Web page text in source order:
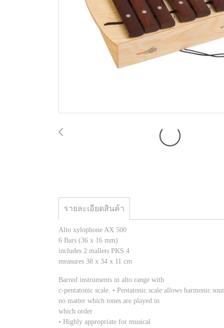
รายละเอียดสินค้า
Alto xylophone AX 500
6 Bars (36 x 16 mm)
includes 2 mallets PKS 4
measures 38 x 34 x 11 cm
Barred instruments in alto range with
c-pentatonic scale. • Pentatonic scale allows harmonic
no matter which tones are played in
which order
• Highly appropriate for musical